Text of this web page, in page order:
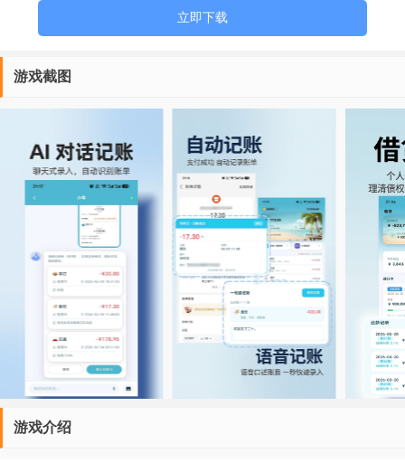
立即下载
游戏截图
游戏介绍